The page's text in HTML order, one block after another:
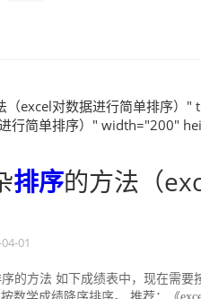
（excel对数据进行简单排序）"
进行简单排序）" width="200"
排序的方法（
01
序的方法 如下成绩表中，现在需